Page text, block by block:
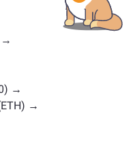
disponíveis para
→
→
→